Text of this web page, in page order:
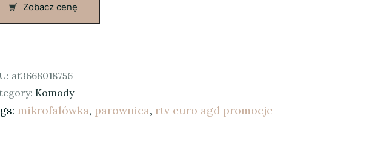
Zobacz cenę
af3668018756
Komody
mikrofalówka, parownica, rtv euro agd promocje